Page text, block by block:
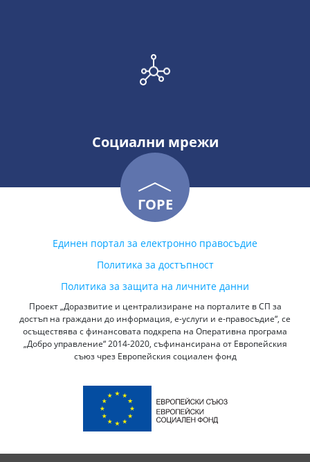
Социални мрежи
ГОРЕ
Единен портал за електронно правосъдие
Политика за достъпност
Политика за защита на личните данни
Проект „Доразвитие и централизиране на порталите в СП за
достъп на граждани до информация, е-услуги и е-правосъдие“, се
осъществява с финансовата подкрепа на Оперативна програма
„Добро управление“ 2014-2020, съфинансирана от Европейския
съюз чрез Европейския социален фонд